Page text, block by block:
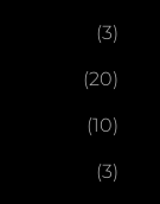
(3)
(20)
(10)
(3)